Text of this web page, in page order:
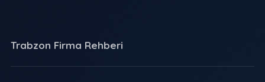
Trabzon Firma Rehberi